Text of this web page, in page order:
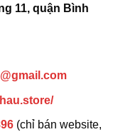
11, quận Bình
(chỉ bán website,